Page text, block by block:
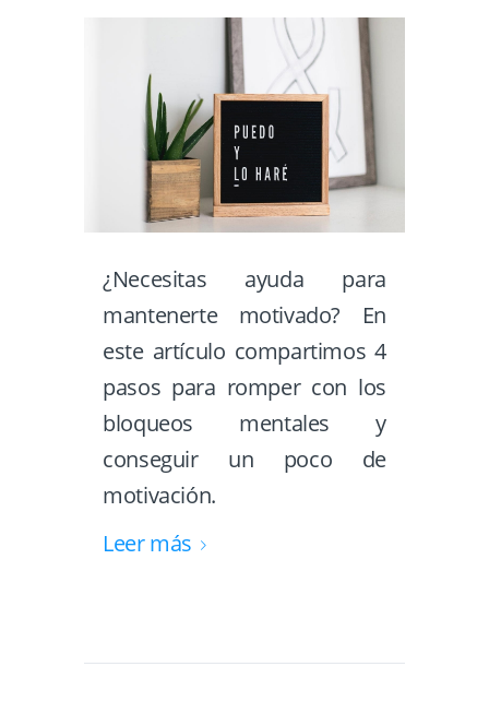
¿Necesitas ayuda para
mantenerte motivado? En
este artículo compartimos 4
pasos para romper con los
bloqueos mentales y
conseguir un poco de
motivación.
Leer más